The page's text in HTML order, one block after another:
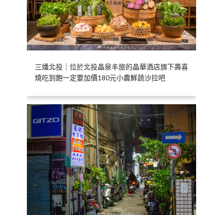
三燔北投｜位於北投晶泉丰旅的晶華酒店旗下壽喜
燒吃到飽一定要加價180元小農鮮蔬沙拉吧